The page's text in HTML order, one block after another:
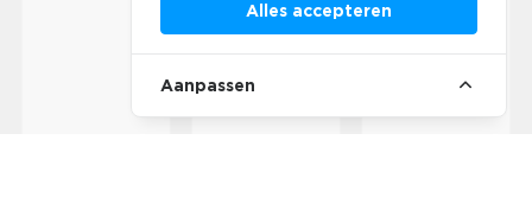
Alles accepteren
Aanpassen